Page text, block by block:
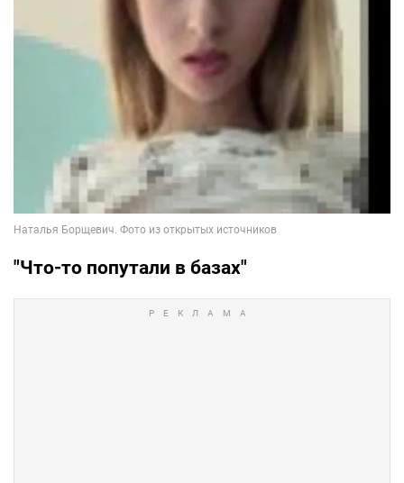
"Что-то попутали в базах"